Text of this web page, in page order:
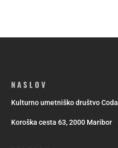
NASLOV
Kulturno umetniško društvo Coda
Koroška cesta 63, 2000 Maribor